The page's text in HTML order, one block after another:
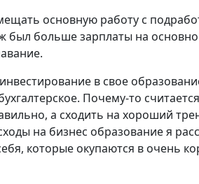
основную работу с
больше зарплаты на
в свое
Почему-то
а сходить на хороший
на бизнес образование я
которые окупаются в очень